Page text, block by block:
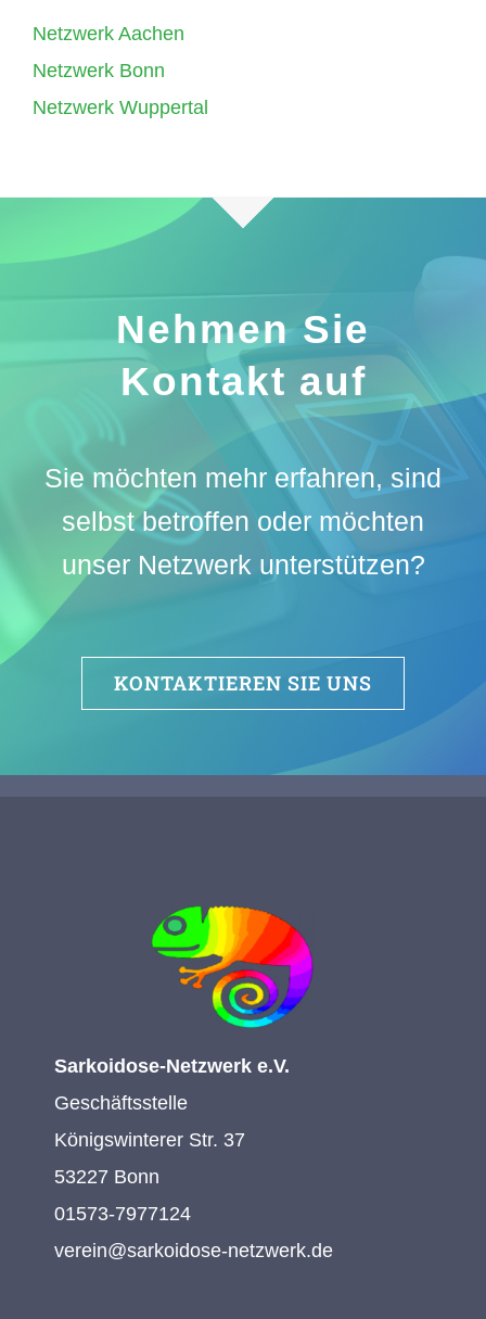
Netzwerk Aachen
Netzwerk Bonn
Netzwerk Wuppertal
Nehmen Sie
Kontakt auf
Sie möchten mehr erfahren, sind
selbst betroffen oder möchten
unser Netzwerk unterstützen?
KONTAKTIEREN SIE UNS
Sarkoidose-Netzwerk e.V.
Geschäftsstelle
Königswinterer Str. 37
53227 Bonn
01573-7977124
verein@sarkoidose-netzwerk.de